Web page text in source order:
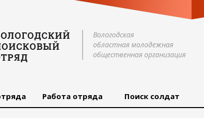
Вологодская
областная молодежная
общественная организация
Работа отряда Поиск солдат